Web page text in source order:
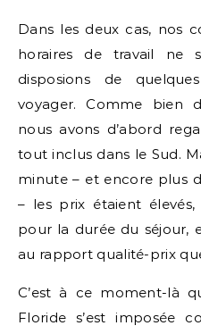
Dans les deux cas, nos
horaires de travail ne
disposions de
voyager. Comme bien
nous avons d’abord
tout inclus dans le Sud.
minute – et encore plus
– les prix étaient
pour la durée du séjour,
au rapport qualité-prix
C’est à ce moment-là
Floride s’est imposée